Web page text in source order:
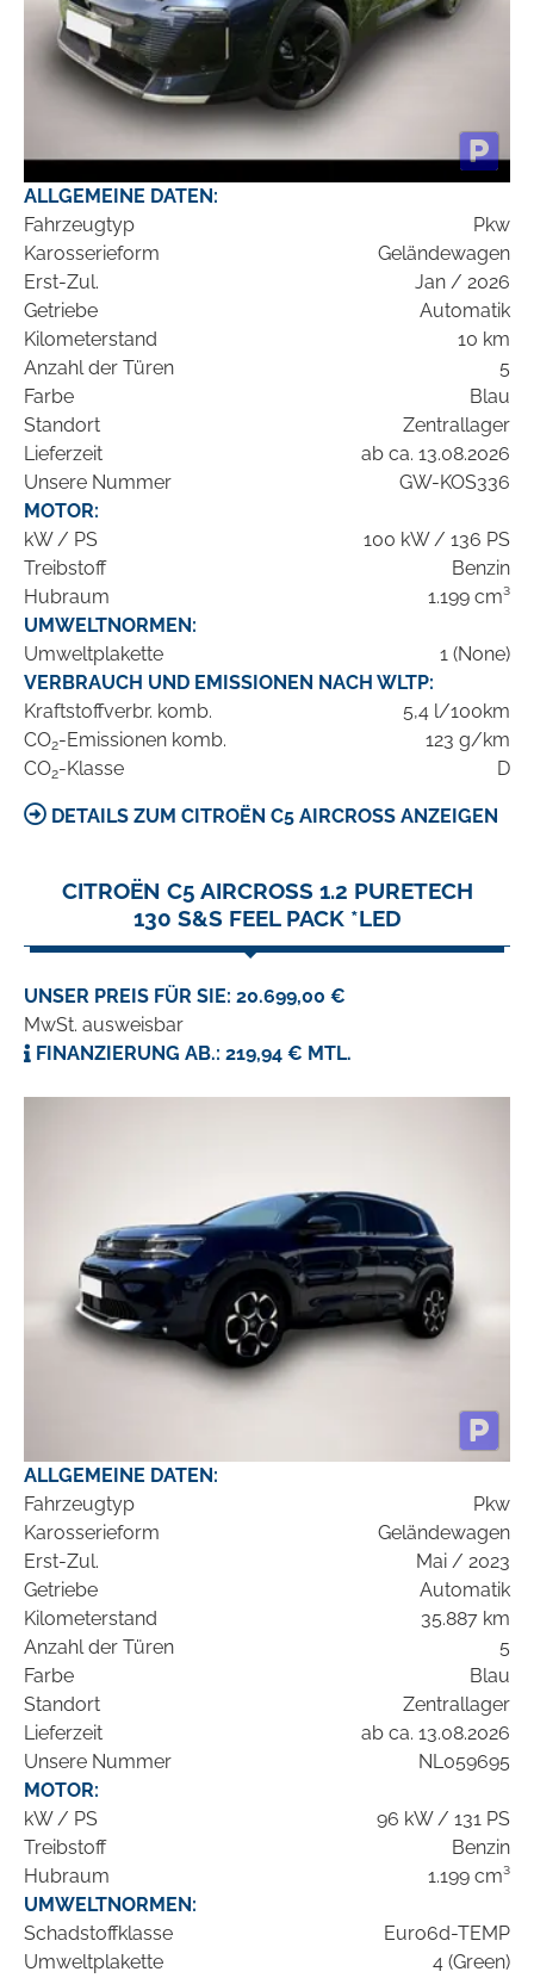
ALLGEMEINE DATEN:
Fahrzeugtyp
Pkw
Karosserieform
Geländewagen
Erst-Zul.
Jan / 2026
Getriebe
Automatik
Kilometerstand
10 km
Anzahl der Türen
5
Farbe
Blau
Standort
Zentrallager
Lieferzeit
ab ca. 13.08.2026
Unsere Nummer
GW-KOS336
MOTOR:
kW / PS
100 kW / 136 PS
Treibstoff
Benzin
Hubraum
1.199 cm³
UMWELTNORMEN:
Umweltplakette
1 (None)
VERBRAUCH UND EMISSIONEN NACH WLTP:
Kraftstoffverbr. komb.
5,4 l/100km
CO2-Emissionen komb.
123 g/km
CO2-Klasse D
DETAILS ZUM CITROËN C5 AIRCROSS ANZEIGEN
CITROËN C5 AIRCROSS 1.2 PURETECH
130 S&S FEEL PACK *LED
UNSER PREIS FÜR SIE: 20.699,00 €
MwSt. ausweisbar
FINANZIERUNG AB.: 219,94 € MTL.
ALLGEMEINE DATEN:
Fahrzeugtyp
Pkw
Karosserieform
Geländewagen
Erst-Zul.
Mai / 2023
Getriebe
Automatik
Kilometerstand
35.887 km
Anzahl der Türen
5
Farbe
Blau
Standort
Zentrallager
Lieferzeit
ab ca. 13.08.2026
Unsere Nummer
NL059695
MOTOR:
kW / PS
96 kW / 131 PS
Treibstoff
Benzin
Hubraum
1.199 cm³
UMWELTNORMEN:
Schadstoffklasse
Euro6d-TEMP
Umweltplakette
4 (Green)